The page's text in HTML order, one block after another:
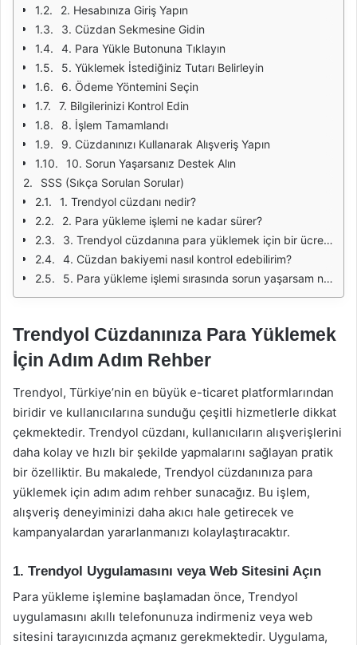
2. Hesabınıza Giriş Yapın
3. Cüzdan Sekmesine Gidin
4. Para Yükle Butonuna Tıklayın
5. Yüklemek İstediğiniz Tutarı Belirleyin
6. Ödeme Yöntemini Seçin
7. Bilgilerinizi Kontrol Edin
8. İşlem Tamamlandı
9. Cüzdanınızı Kullanarak Alışveriş Yapın
10. Sorun Yaşarsanız Destek Alın
SSS (Sıkça Sorulan Sorular)
1. Trendyol cüzdanı nedir?
2. Para yükleme işlemi ne kadar sürer?
3. Trendyol cüzdanına para yüklemek için bir ücret ödemem gerekiyor mu?
4. Cüzdan bakiyemi nasıl kontrol edebilirim?
5. Para yükleme işlemi sırasında sorun yaşarsam ne yapmalıyım?
Trendyol Cüzdanınıza Para Yüklemek
İçin Adım Adım Rehber
Trendyol, Türkiye’nin en büyük e-ticaret platformlarından
biridir ve kullanıcılarına sunduğu çeşitli hizmetlerle dikkat
çekmektedir. Trendyol cüzdanı, kullanıcıların alışverişlerini
daha kolay ve hızlı bir şekilde yapmalarını sağlayan pratik
bir özelliktir. Bu makalede, Trendyol cüzdanınıza para
yüklemek için adım adım rehber sunacağız. Bu işlem,
alışveriş deneyiminizi daha akıcı hale getirecek ve
kampanyalardan yararlanmanızı kolaylaştıracaktır.
1. Trendyol Uygulamasını veya Web Sitesini Açın
Para yükleme işlemine başlamadan önce, Trendyol
uygulamasını akıllı telefonunuza indirmeniz veya web
sitesini tarayıcınızda açmanız gerekmektedir. Uygulama,